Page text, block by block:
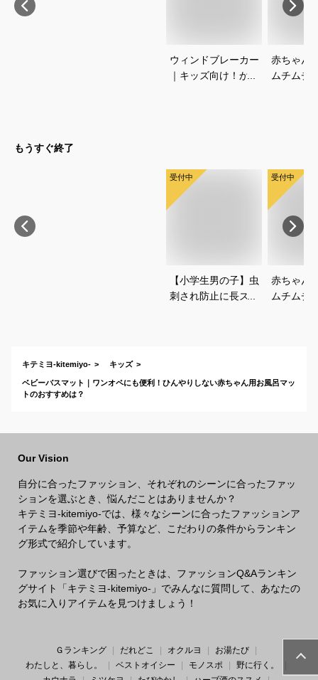
ウィンドブレーカー
｜キッズ向け！かっ
赤ちゃん
ムチムチ
もうすぐ終了
受付中
【小学生男の子】虫
刺され防止に長ズボ
受付中
赤ちゃん
ムチムチ
キテミヨ-kitemiyo- キッズ
ベビーバスマット｜ワンオペにも便利！ひんやりしない赤ちゃん用お風呂マッ
トのおすすめは？
Our Vision
自分に合ったファッション、それぞれのシーンに合ったファッ
ションを選ぶとき、悩んだことはありませんか？
キテミヨ-kitemiyo-では、様々なシーンに合ったファッションア
イテムを季節や年齢、予算など、こだわりの条件からランキン
グ形式で紹介しています。
ファッション選びで困ったときは、ファッションQ&Aランキン
グサイト「キテミヨ-kitemiyo-」でみんなに質問して、あなたの
お気に入りアイテムを見つけましょう！
Ｇランキング だれどこ オクルヨ
お湯たび
わたしと、暮らし。
ベストオイシー モノスポ
野に行く。